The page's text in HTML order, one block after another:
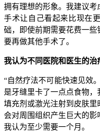
拥有理想的形象。我建议
手术让自己看起来比现在
础，即使前期需要花费一
要再做其他手术了。
我认为不同医院和医生的治
“自然疗法不可能快速见效
是牙缝里卡了一点点食物，
填充剂或激光注射到皮肤
会对周围组织产生巨大的影
我认为至少需要一个月。